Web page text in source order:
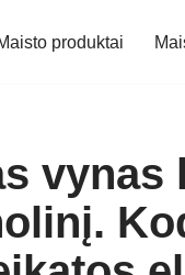
produktai
vynas